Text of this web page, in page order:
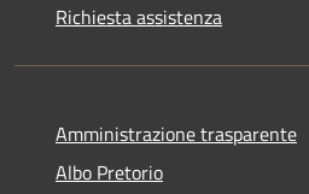
Richiesta assistenza
Amministrazione trasparente
Albo Pretorio